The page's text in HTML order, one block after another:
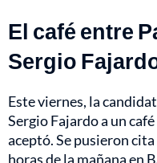
El café entre
Sergio
Este viernes, la
Sergio Fajardo a un
aceptó. Se pusieron
horas de la mañana en